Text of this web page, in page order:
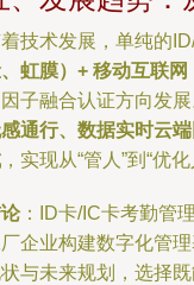
技术发展，单纯的
虹膜）+ 移动互联
子融合认证方向发
通行、数据实时云
，实现从“管人”到“优
：ID卡/IC卡考勤管
企业构建数字化管
与未来规划，选择